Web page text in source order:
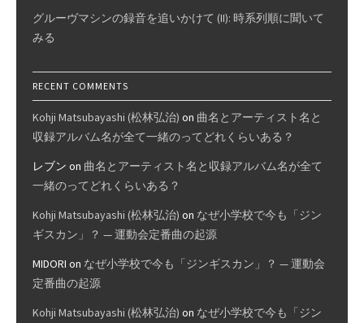
グルーヴマシンの録音を追いかけて (II): 時系列順に聞いて
みる
RECENT COMMENTS
Kohji Matsubayashi (松林弘治) on 曲名とアーティスト名と
収録アルバム名が全て一緒のってどれくらいある？
レブン on 曲名とアーティスト名と収録アルバム名が全て
一緒のってどれくらいある？
Kohji Matsubayashi (松林弘治) on なぜ小学校で今も「ジン
ギスカン」？ — 運動会定番曲の起源
MIDORI on なぜ小学校で今も「ジンギスカン」？ — 運動会
定番曲の起源
Kohji Matsubayashi (松林弘治) on なぜ小学校で今も「ジン